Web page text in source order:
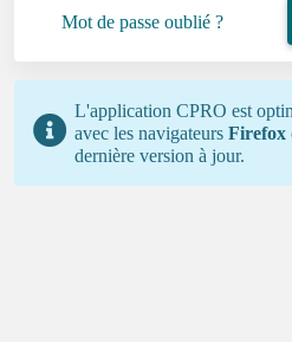
Mot de passe oublié ?
L'application CPRO est
avec les navigateurs Firefox
dernière version à jour.